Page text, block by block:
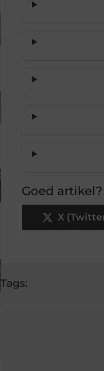
Goed
X
Tags: